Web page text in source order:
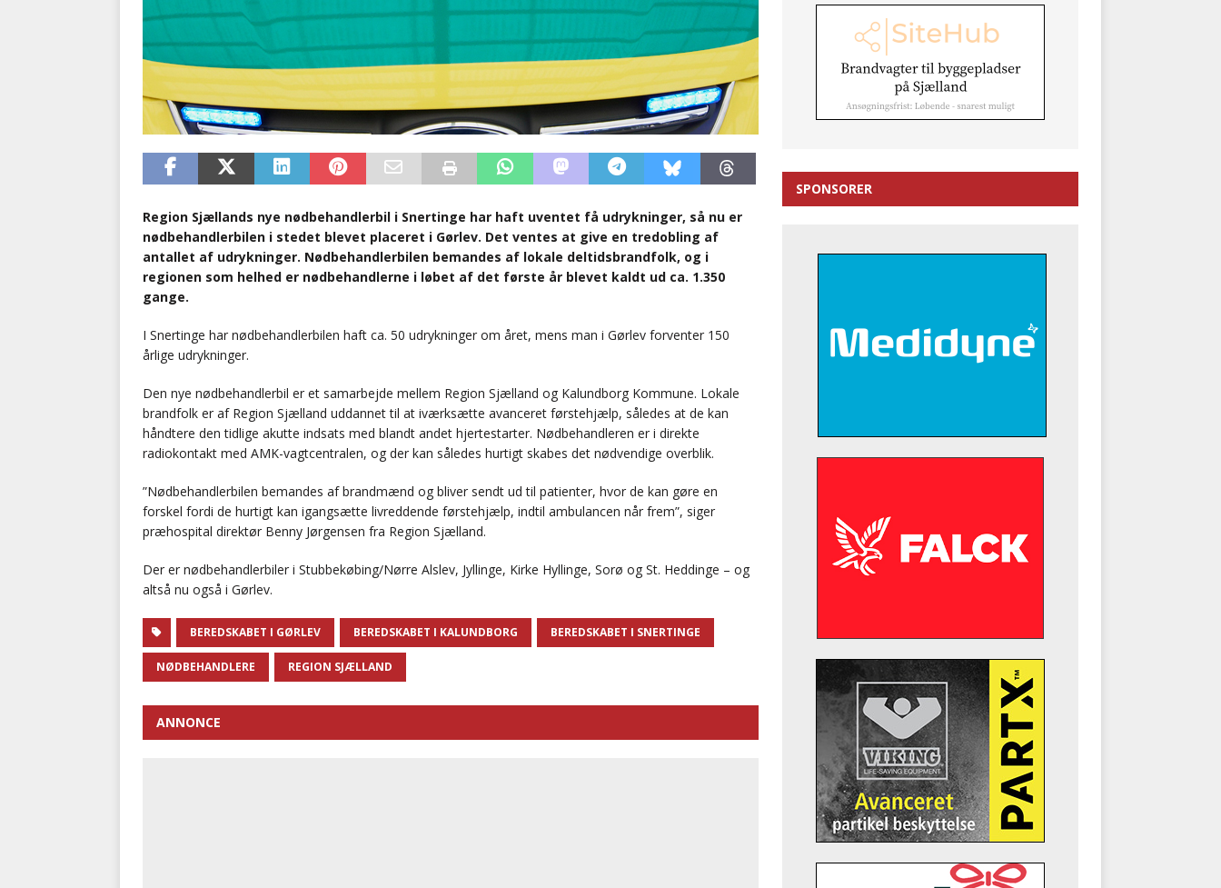
Region Sjællands nye nødbehandlerbil i Snertinge har haft uventet få udrykninger, så nu er
nødbehandlerbilen i stedet blevet placeret i Gørlev. Det ventes at give en tredobling af
antallet af udrykninger. Nødbehandlerbilen bemandes af lokale deltidsbrandfolk, og i
regionen som helhed er nødbehandlerne i løbet af det første år blevet kaldt ud ca. 1.350
gange.
I Snertinge har nødbehandlerbilen haft ca. 50 udrykninger om året, mens man i Gørlev forventer 150
årlige udrykninger.
Den nye nødbehandlerbil er et samarbejde mellem Region Sjælland og Kalundborg Kommune. Lokale
brandfolk er af Region Sjælland uddannet til at iværksætte avanceret førstehjælp, således at de kan
håndtere den tidlige akutte indsats med blandt andet hjertestarter. Nødbehandleren er i direkte
radiokontakt med AMK-vagtcentralen, og der kan således hurtigt skabes det nødvendige overblik.
”Nødbehandlerbilen bemandes af brandmænd og bliver sendt ud til patienter, hvor de kan gøre en
forskel fordi de hurtigt kan igangsætte livreddende førstehjælp, indtil ambulancen når frem”, siger
præhospital direktør Benny Jørgensen fra Region Sjælland.
Der er nødbehandlerbiler i Stubbekøbing/Nørre Alslev, Jyllinge, Kirke Hyllinge, Sorø og St. Heddinge – og
altså nu også i Gørlev.
BEREDSKABET I GØRLEV BEREDSKABET I KALUNDBORG BEREDSKABET I SNERTINGE
NØDBEHANDLERE REGION SJÆLLAND
ANNONCE
SPONSORER